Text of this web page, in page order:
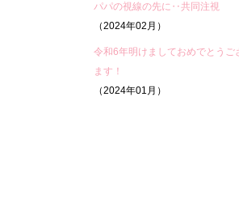
パパの視線の先に‥共同注視
（2024年02月）
令和6年明けましておめでとうご
ます！
（2024年01月）